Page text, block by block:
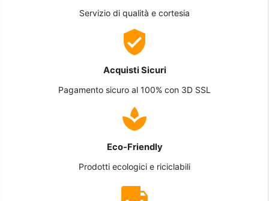
Servizio di qualità e cortesia
Acquisti Sicuri
Pagamento sicuro al 100% con 3D SSL
Eco-Friendly
Prodotti ecologici e riciclabili